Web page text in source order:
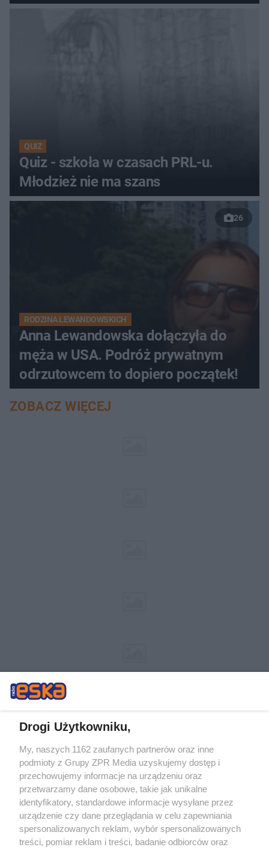
QUIZ
Quiz - szkoła w czasach PRL-u.
Młodzież nie ma szans
26
RODZINA LEWANDOWSKICH
Anna Lewandowska dołączyła do
męża w USA. Podróż prywatnym
odrzutowcem to dopiero początek!
ZOBACZ WIĘCEJ
Żaden utwór zamieszczony w serwisie nie może być powielany i
rozpowszechniany lub dalej rozpowszechniany w jakikolwiek sposób (w
tym także elektroniczny lub mechaniczny) na jakimkolwiek polu
eksploatacji w jakiejkolwiek formie, włącznie z umieszczaniem w
Internecie bez pisemnej zgody właściciela praw. Jakiekolwiek użycie lub
wykorzystanie utworów w całości lub w części z naruszeniem prawa,
tzn. bez właściwej zgody, jest zabronione pod groźbą kary i może być
ścigane prawnie.
Drogi Użytkowniku,
My, naszych 1162 zaufanych partnerów oraz inne
podmioty z Grupy ZPR Media uzyskujemy dostęp i
przechowujemy informacje na urządzeniu oraz
przetwarzamy dane osobowe, takie jak unikalne
identyfikatory, standardowe informacje wysyłane przez
urządzenie czy dane przeglądania w celu zapewniania
spersonalizowanych reklam, wybór spersonalizowanych
treści, pomiar reklam i treści, badanie odbiorców oraz